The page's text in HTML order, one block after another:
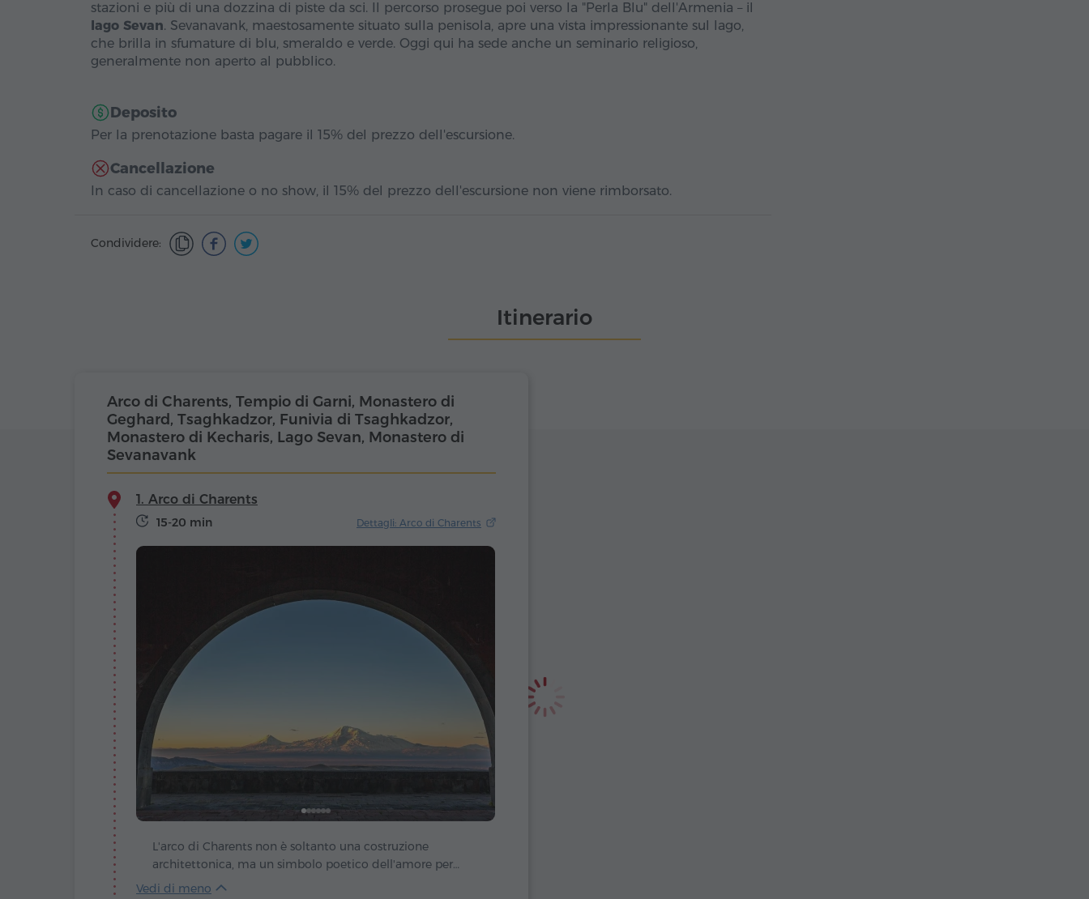
stazioni e più di una dozzina di piste da sci. Il percorso prosegue poi verso la "Perla Blu" dell'Armenia – il
lago Sevan. Sevanavank, maestosamente situato sulla penisola, apre una vista impressionante sul lago,
che brilla in sfumature di blu, smeraldo e verde. Oggi qui ha sede anche un seminario religioso,
generalmente non aperto al pubblico.
Deposito
Per la prenotazione basta pagare il 15% del prezzo dell'escursione.
Cancellazione
In caso di cancellazione o no show, il 15% del prezzo dell'escursione non viene rimborsato.
Condividere:
Itinerario
Arco di Charents, Tempio di Garni, Monastero di
Geghard, Tsaghkadzor, Funivia di Tsaghkadzor,
Monastero di Kecharis, Lago Sevan, Monastero di
Sevanavank
1. Arco di Charents
15-20 min Dettagli: Arco di Charents
L'arco di Charents non è soltanto una costruzione
architettonica, ma un simbolo poetico dell'amore per
l'Armenia e per il suo emblema sacro – il monte Ararat. Fu